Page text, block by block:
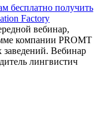
бесплатно получить
Factory
вебинар,
компании PROMT
заведений. Вебинар
лингвистич